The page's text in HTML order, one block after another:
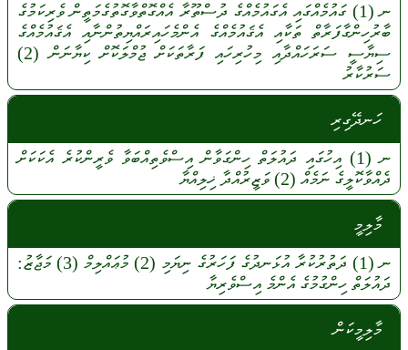
ނ(1) ގައުމެއްގައިއެގައުމެއްގެ ދުސްތޫރާއެއްގޮތްވާގޮތުގެމަތީންވެރިކަމުގެ
ބާރުހިންގާފަރާތްތަކާއިއެޤައުމެއްގެއެންމެހައިރައްޔިތުންނާއިއެޤައުމެއްގެ
ސިޔާސީ ސަރަހައްދާއި މިހުރިހައިފަރާތަކަށް ޖުމްލަކޮށް ކިޔާނަން (2)
ސަރުކާރު
ހަނދޭގިރި
ނ (1) އިހުގައި ދައުލަތްހިންގަވާންއިސްވެތިއްބަވާވެރީންކުރެއެކަކަށް
ދެއްވާކޮލީގެ ނަމެއް (2) ވަޒީރުއްދާ ޚިލިއްޔާ
މާލިމީ
ނ(1) ދަތުރުކުރާ އުޅަނދުގެފަހަރުގެ ނިޔަމި (2) މުޢައްލިމް (3)
މަޖާޒު:
ދައުލަތް ހިންގުމުގެއެންމެ އިސްވެރިޔާ
މާލިމީކަން